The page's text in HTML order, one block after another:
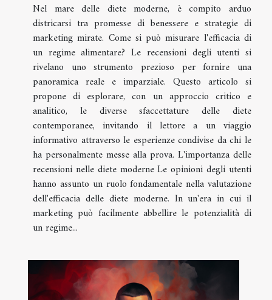
Nel mare delle diete moderne, è compito arduo
districarsi tra promesse di benessere e strategie di
marketing mirate. Come si può misurare l'efficacia di
un regime alimentare? Le recensioni degli utenti si
rivelano uno strumento prezioso per fornire una
panoramica reale e imparziale. Questo articolo si
propone di esplorare, con un approccio critico e
analitico, le diverse sfaccettature delle diete
contemporanee, invitando il lettore a un viaggio
informativo attraverso le esperienze condivise da chi le
ha personalmente messe alla prova. L'importanza delle
recensioni nelle diete moderne Le opinioni degli utenti
hanno assunto un ruolo fondamentale nella valutazione
dell'efficacia delle diete moderne. In un'era in cui il
marketing può facilmente abbellire le potenzialità di
un regime...